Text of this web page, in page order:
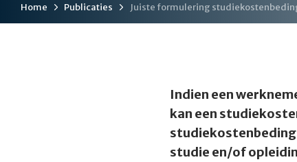
Home Publicaties Juiste formulering
Indien een
kan een
studie en/of